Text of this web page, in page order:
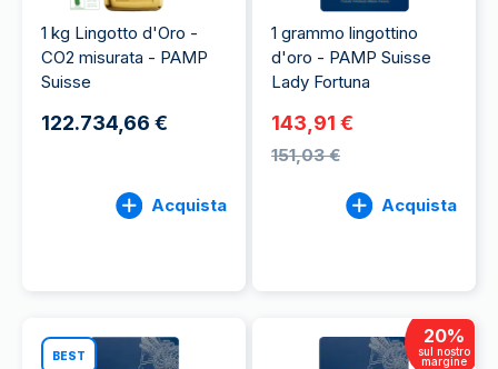
1 kg Lingotto d'Oro -
CO2 misurata - PAMP
Suisse
122.734,66 €
Acquista
1 grammo lingottino
d'oro - PAMP Suisse
Lady Fortuna
143,91 €
151,03 €
Acquista
BEST
20%
sul nostro
margine